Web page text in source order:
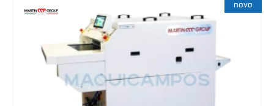
novo